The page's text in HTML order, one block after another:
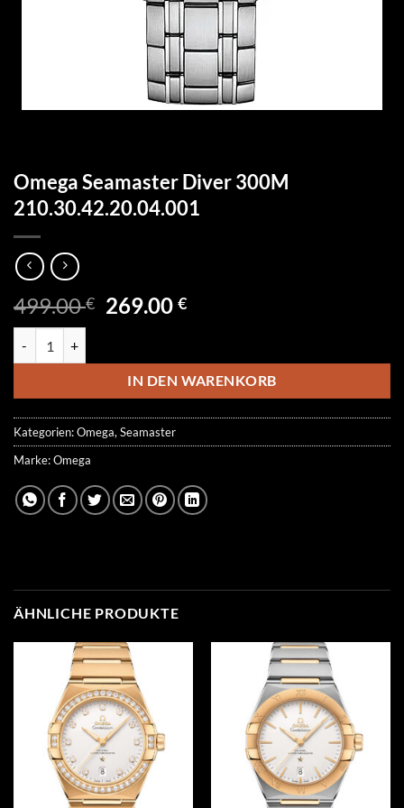
Omega Seamaster Diver 300M
210.30.42.20.04.001
499.00€ Ursprünglicher
499.00 €
269.00€Aktueller
269.00 €.
IN DEN WARENKORB
Kategorien:Omega, Seamaster
Marke:Omega
ÄHNLICHE PRODUKTE